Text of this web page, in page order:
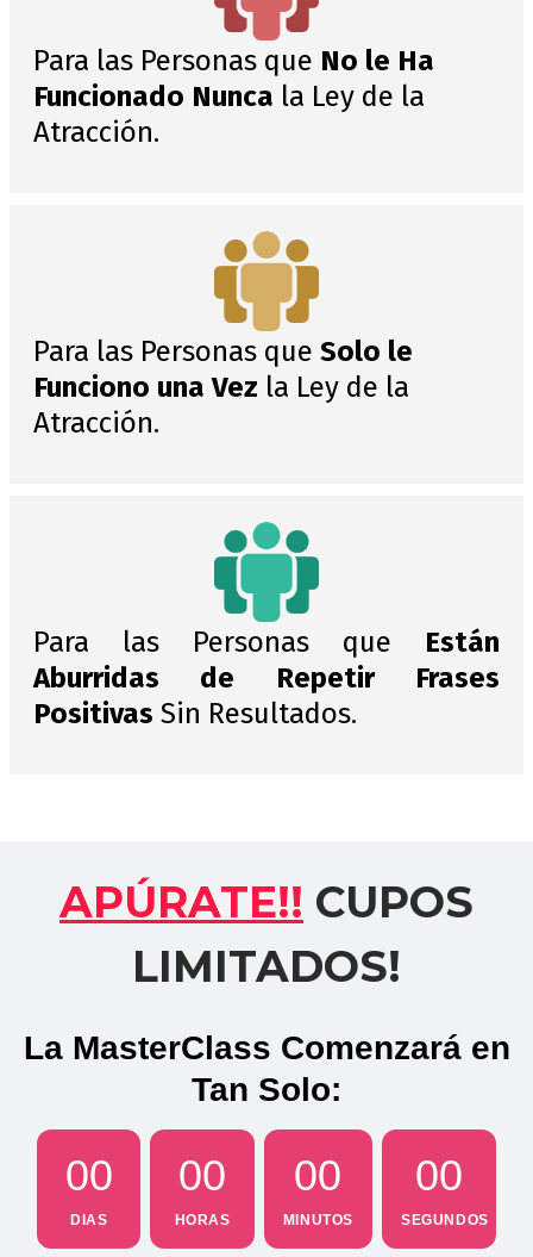
Para las Personas que No le Ha
Funcionado Nunca la Ley de la
Atracción.
Para las Personas que Solo le
Funciono una Vez la Ley de la
Atracción.
Para las Personas que Están
Aburridas de Repetir Frases
Positivas Sin Resultados.
APÚRATE!! CUPOS
LIMITADOS!
La MasterClass Comenzará en
Tan Solo:
00
DIAS
00
HORAS
00
MINUTOS
00
SEGUNDOS